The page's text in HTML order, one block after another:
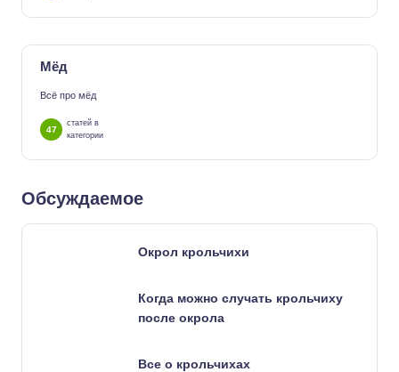
Мёд
Всё про мёд
47
статей в
категории
Обсуждаемое
Окрол крольчихи
Когда можно случать крольчиху
после окрола
Все о крольчихах